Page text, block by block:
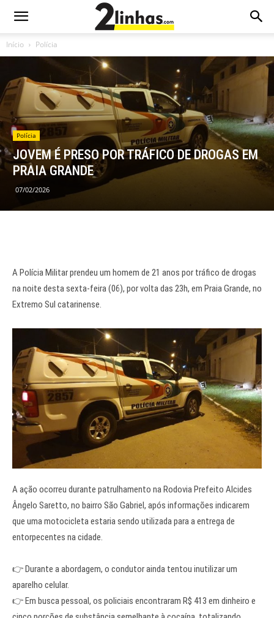
Início Polícia
Polícia
JOVEM É PRESO POR TRÁFICO DE DROGAS EM
PRAIA GRANDE
07/02/2026
A Polícia Militar prendeu um homem de 21 anos por tráfico de drogas
na noite desta sexta-feira (06), por volta das 23h, em Praia Grande, no
Extremo Sul catarinense.
A ação ocorreu durante patrulhamento na Rodovia Prefeito Alcides
Ângelo Saretto, no bairro São Gabriel, após informações indicarem
que uma motocicleta estaria sendo utilizada para a entrega de
entorpecentes na cidade.
👉 Durante a abordagem, o condutor ainda tentou inutilizar um
aparelho celular.
👉 Em busca pessoal, os policiais encontraram R$ 413 em dinheiro e